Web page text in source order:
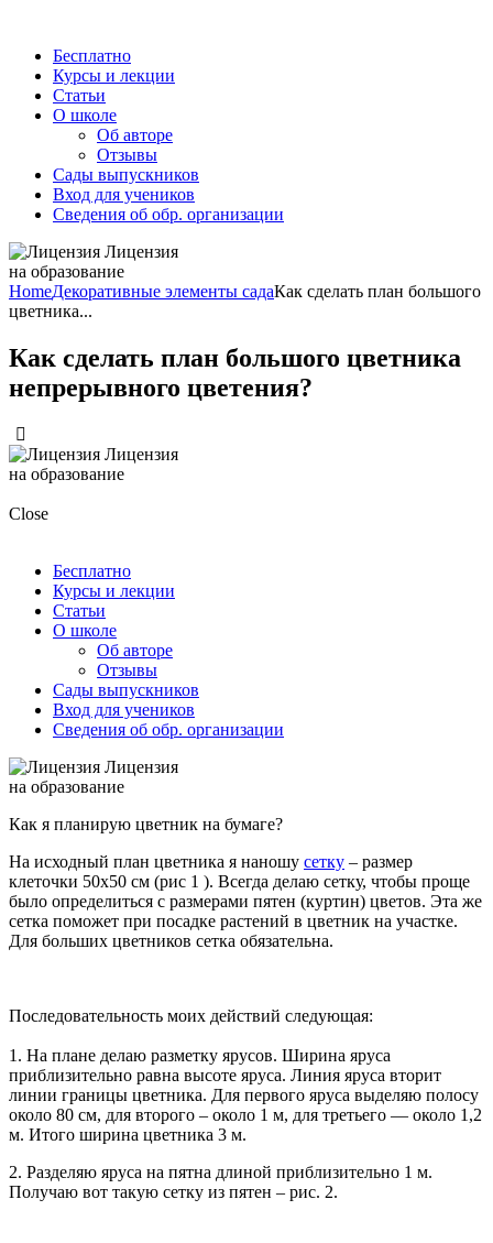
Бесплатно
Курсы и лекции
Статьи
О школе
Об авторе
Отзывы
Сады выпускников
Вход для учеников
Сведения об обр. организации
Лицензия
на образование
HomeДекоративные элементы садаКак сделать план большого
цветника...
Как сделать план большого цветника
непрерывного цветения?
Лицензия
на образование
Close
Бесплатно
Курсы и лекции
Статьи
О школе
Об авторе
Отзывы
Сады выпускников
Вход для учеников
Сведения об обр. организации
Лицензия
на образование
Как я планирую цветник на бумаге?
На исходный план цветника я наношу сетку – размер
клеточки 50х50 см (рис 1 ). Всегда делаю сетку, чтобы проще
было определиться с размерами пятен (куртин) цветов. Эта же
сетка поможет при посадке растений в цветник на участке.
Для больших цветников сетка обязательна.
Последовательность моих действий следующая:
1. На плане делаю разметку ярусов. Ширина яруса
приблизительно равна высоте яруса. Линия яруса вторит
линии границы цветника. Для первого яруса выделяю полосу
около 80 см, для второго – около 1 м, для третьего — около 1,2
м. Итого ширина цветника 3 м.
2. Разделяю яруса на пятна длиной приблизительно 1 м.
Получаю вот такую сетку из пятен – рис. 2.